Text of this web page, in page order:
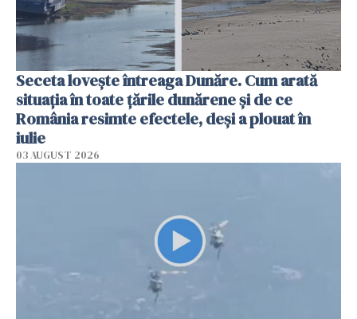
Seceta lovește întreaga Dunăre. Cum arată
situația în toate țările dunărene și de ce
România resimte efectele, deși a plouat în
iulie
03 AUGUST 2026